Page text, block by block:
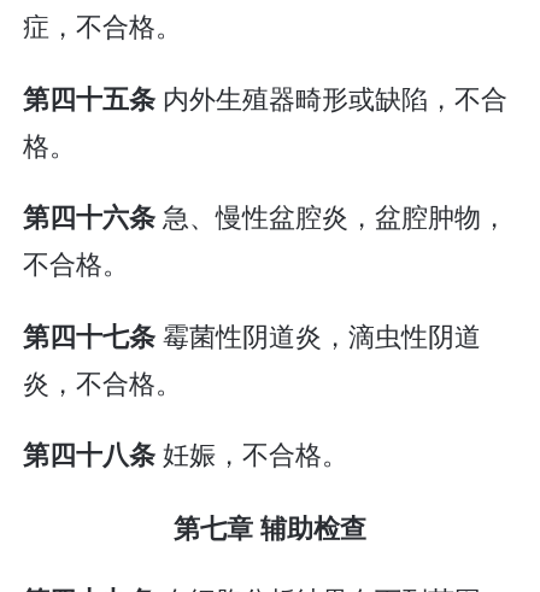
症，不合格。
第四十五条 内外生殖器畸形或缺陷，不合
格。
第四十六条急、慢性盆腔炎，盆腔肿物，
不合格。
第四十七条霉菌性阴道炎，滴虫性阴道
炎，不合格。
第四十八条妊娠，不合格。
第七章 辅助检查